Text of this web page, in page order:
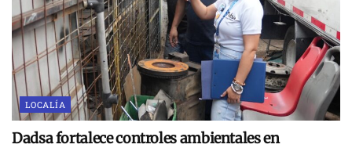
LOCALÍA
Dadsa fortalece controles ambientales en